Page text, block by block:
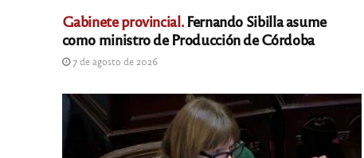
Gabinete provincial.Fernando Sibilla asume
como ministro de Producción de Córdoba
7 de agosto de 2026